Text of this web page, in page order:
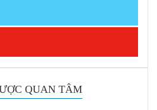
QUAN TÂM